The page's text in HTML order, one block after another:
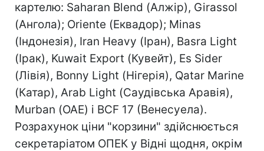
картелю: Saharan Blend (Алжір), Girassol
(Ангола); Oriente (Еквадор); Minas
(Індонезія), Iran Heavy (Іран), Basra Light
(Ірак), Kuwait Export (Кувейт), Es Sider
(Лівія), Bonny Light (Нігерія), Qatar Marine
(Катар), Arab Light (Саудівська Аравія),
Murban (ОАЕ) і BCF 17 (Венесуела).
Розрахунок ціни "корзини" здійснюється
секретаріатом ОПЕК у Відні щодня, окрім